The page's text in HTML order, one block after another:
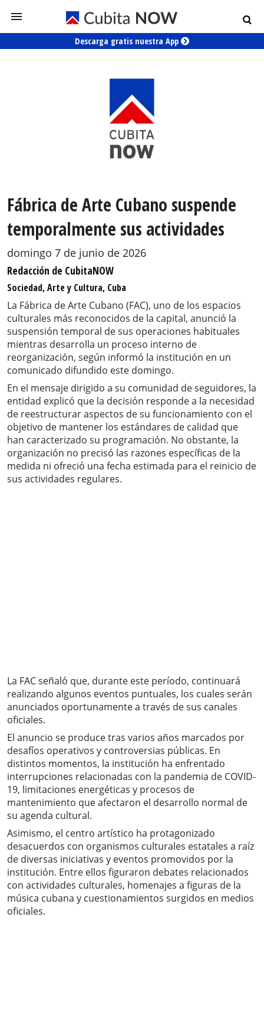
Descarga gratis nuestra App
Fábrica de Arte Cubano suspende
temporalmente sus actividades
domingo 7 de junio de 2026
Redacción de CubitaNOW
Sociedad, Arte y Cultura, Cuba
La Fábrica de Arte Cubano (FAC), uno de los espacios
culturales más reconocidos de la capital, anunció la
suspensión temporal de sus operaciones habituales
mientras desarrolla un proceso interno de
reorganización, según informó la institución en un
comunicado difundido este domingo.
En el mensaje dirigido a su comunidad de seguidores, la
entidad explicó que la decisión responde a la necesidad
de reestructurar aspectos de su funcionamiento con el
objetivo de mantener los estándares de calidad que
han caracterizado su programación. No obstante, la
organización no precisó las razones específicas de la
medida ni ofreció una fecha estimada para el reinicio de
sus actividades regulares.
La FAC señaló que, durante este período, continuará
realizando algunos eventos puntuales, los cuales serán
anunciados oportunamente a través de sus canales
oficiales.
El anuncio se produce tras varios años marcados por
desafíos operativos y controversias públicas. En
distintos momentos, la institución ha enfrentado
interrupciones relacionadas con la pandemia de COVID-
19, limitaciones energéticas y procesos de
mantenimiento que afectaron el desarrollo normal de
su agenda cultural.
Asimismo, el centro artístico ha protagonizado
desacuerdos con organismos culturales estatales a raíz
de diversas iniciativas y eventos promovidos por la
institución. Entre ellos figuraron debates relacionados
con actividades culturales, homenajes a figuras de la
música cubana y cuestionamientos surgidos en medios
oficiales.